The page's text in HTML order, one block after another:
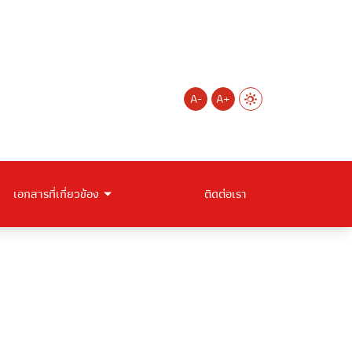
A- A+
เอกสารที่เกี่ยวข้อง ติดต่อเรา